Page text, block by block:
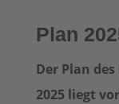
Plan
Der Plan
2025 liegt